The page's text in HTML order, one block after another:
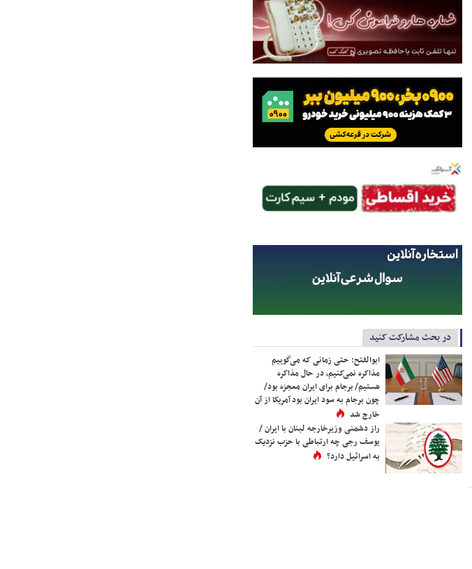
در بحث مشارکت کنید
ابوالفتح: حتی زمانی که می‌گوییم
مذاکره نمی‌کنیم، در حال مذاکره
هستیم/ برجام برای ایران معجزه بود/
چون برجام به سود ایران بود آمریکا از آن
خارج شد
راز دشمنی وزیرخارجه لبنان با ایران /
یوسف رجی چه ارتباطی با حزب نزدیک
به اسرائیل دارد؟